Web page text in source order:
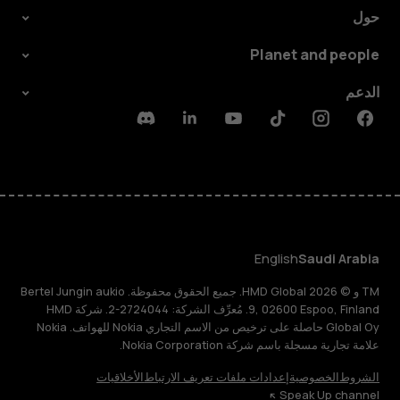
حول
Planet and people
الدعم
Facebook
Instagram
Tiktok
Youtube
Linkedin
Discord
Saudi Arabia
English
TM و © 2026 HMD Global. جميع الحقوق محفوظة. Bertel Jungin aukio
9, 02600 Espoo, Finland. مُعرِّف الشركة: 2724044-2. شركة HMD
Global Oy حاصلة على ترخيص من الاسم التجاري Nokia للهواتف. Nokia
علامة تجارية مسجلة باسم شركة Nokia Corporation.
الشروطالخصوصيةإعدادات ملفات تعريف الارتباطالأخلاقيات
Speak Up channel